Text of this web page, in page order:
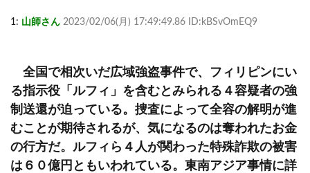
1: 山師さん 2023/02/06(月) 17:49:49.86 ID:kBSvOmEQ9
全国で相次いだ広域強盗事件で、フィリピンにい
る指示役「ルフィ」を含むとみられる４容疑者の強
制送還が迫っている。捜査によって全容の解明が進
むことが期待されるが、気になるのは奪われたお金
の行方だ。ルフィら４人が関わった特殊詐欺の被害
は６０億円ともいわれている。東南アジア事情に詳